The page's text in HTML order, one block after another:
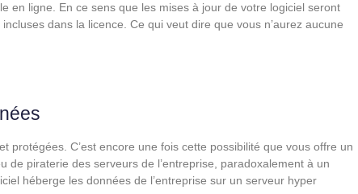
en ligne. En ce sens que les mises à jour de votre logiciel seront
dans la licence. Ce qui veut dire que vous n’aurez aucune
protégées. C’est encore une fois cette possibilité que vous offre un
de piraterie des serveurs de l’entreprise, paradoxalement à un
héberge les données de l’entreprise sur un serveur hyper